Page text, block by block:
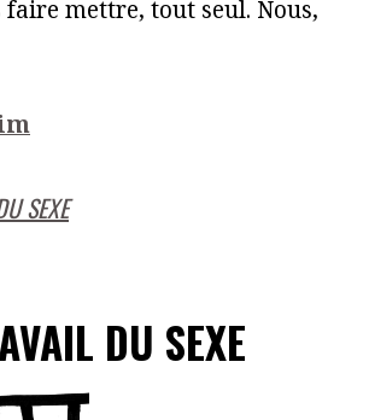
faire mettre, tout seul. Nous,
SEXE
DU SEXE